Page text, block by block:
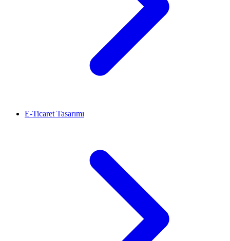
E-Ticaret Tasarımı